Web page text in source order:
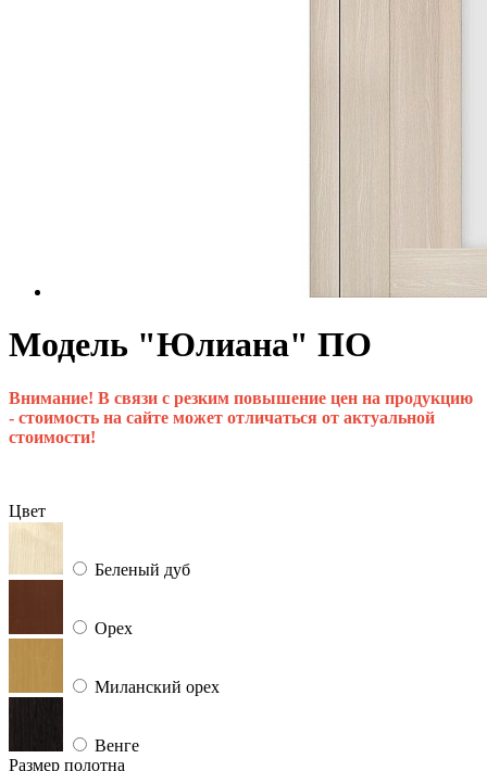
Модель "Юлиана" ПО
Внимание! В связи с резким повышение цен на продукцию
- стоимость на сайте может отличаться от актуальной
стоимости!
Цвет
Беленый дуб
Орех
Миланский орех
Венге
Размер полотна